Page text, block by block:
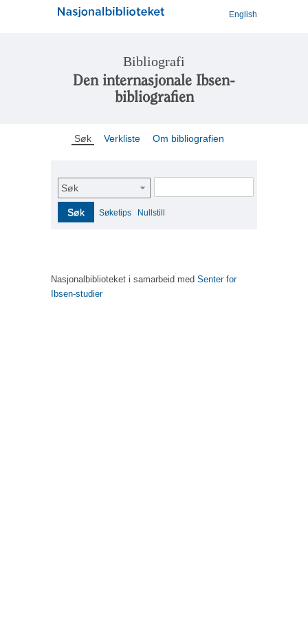
English
Bibliografi
Den internasjonale Ibsen-
bibliografien
Søk Verkliste Om bibliografien
Søk
Søk Søketips Nullstill
Nasjonalbiblioteket i samarbeid med Senter for
Ibsen-studier